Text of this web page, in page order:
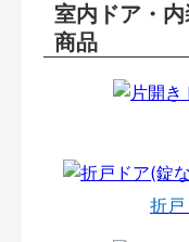
室内ドア・
商品
折戸